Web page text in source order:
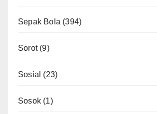
Sepak Bola (394)
Sorot(9)
Sosial (23)
Sosok (1)